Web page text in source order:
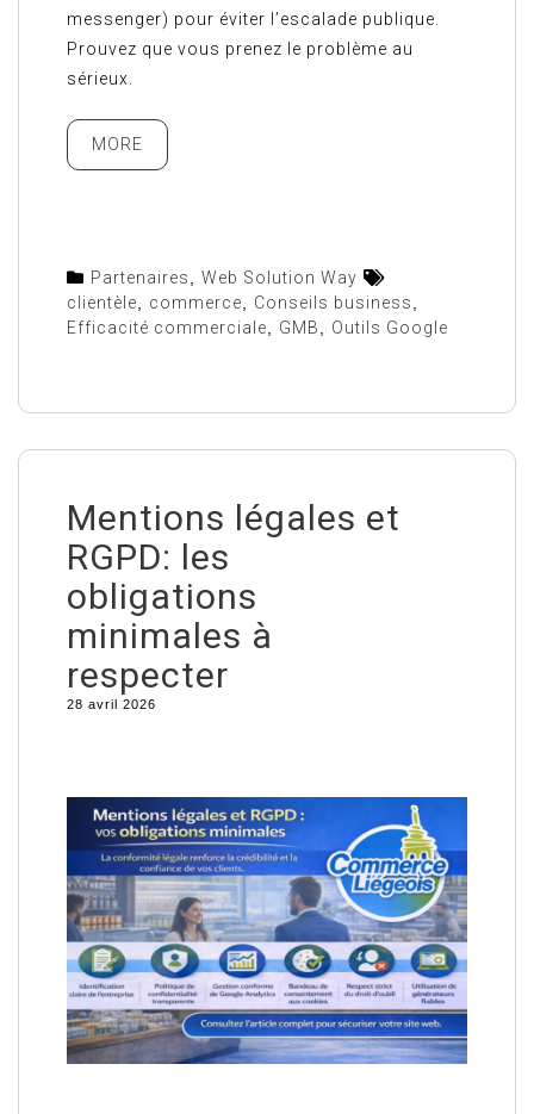
messenger) pour éviter l’escalade publique.
Prouvez que vous prenez le problème au
sérieux.
MORE
Partenaires
Web Solution Way
clientèle
commerce Conseils business
Efficacité commerciale
GMB Outils Google
Mentions légales et
RGPD: les
obligations
minimales à
respecter
28 avril 2026